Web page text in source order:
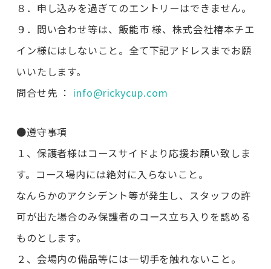
８．申し込みを過ぎてのエントリーはできません。
９．問い合わせ等は、飯能市 様、株式会社椿本チエ
イン様にはしないこと。全て下記アドレスまでお願
いいたします。
問合せ先 ： info@rickycup.com
●遵守事項
１、保護者様はコースサイドより応援お願い致しま
す。コース場内には絶対に入らないこと。
なんらかのアクシデント等が発生し、スタッフの許
可が出た場合のみ保護者のコース立ち入りを認める
ものとします。
２、会場内の備品等には一切手を触れないこと。